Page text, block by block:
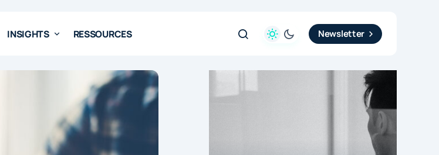
INSIGHTS RESSOURCES Newsletter